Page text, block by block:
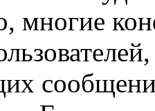
многие